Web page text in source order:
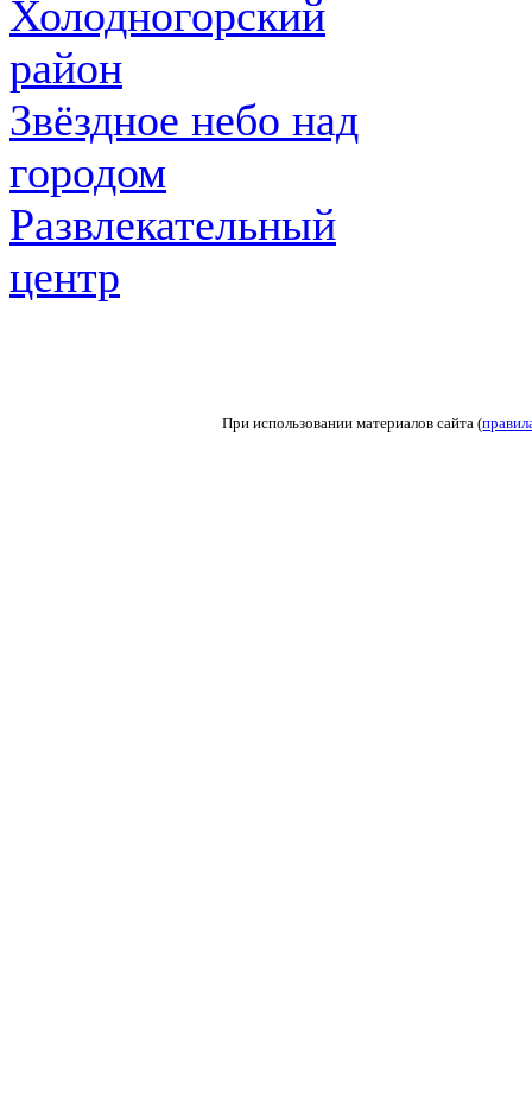
Холодногорский
район
Звёздное небо над
городом
Развлекательный
центр
При использовании материалов сайта (